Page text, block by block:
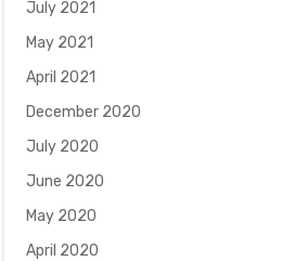
July 2021
May 2021
April 2021
December 2020
July 2020
June 2020
May 2020
April 2020